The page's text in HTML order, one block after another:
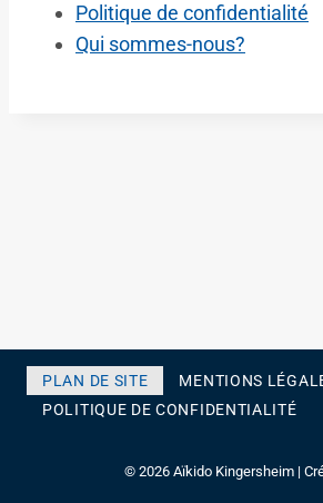
Politique de confidentialité
Qui sommes-nous?
PLAN DE SITE
MENTIONS
POLITIQUE DE CONFIDENTIALITÉ
© 2026 Aïkido Kingersheim |